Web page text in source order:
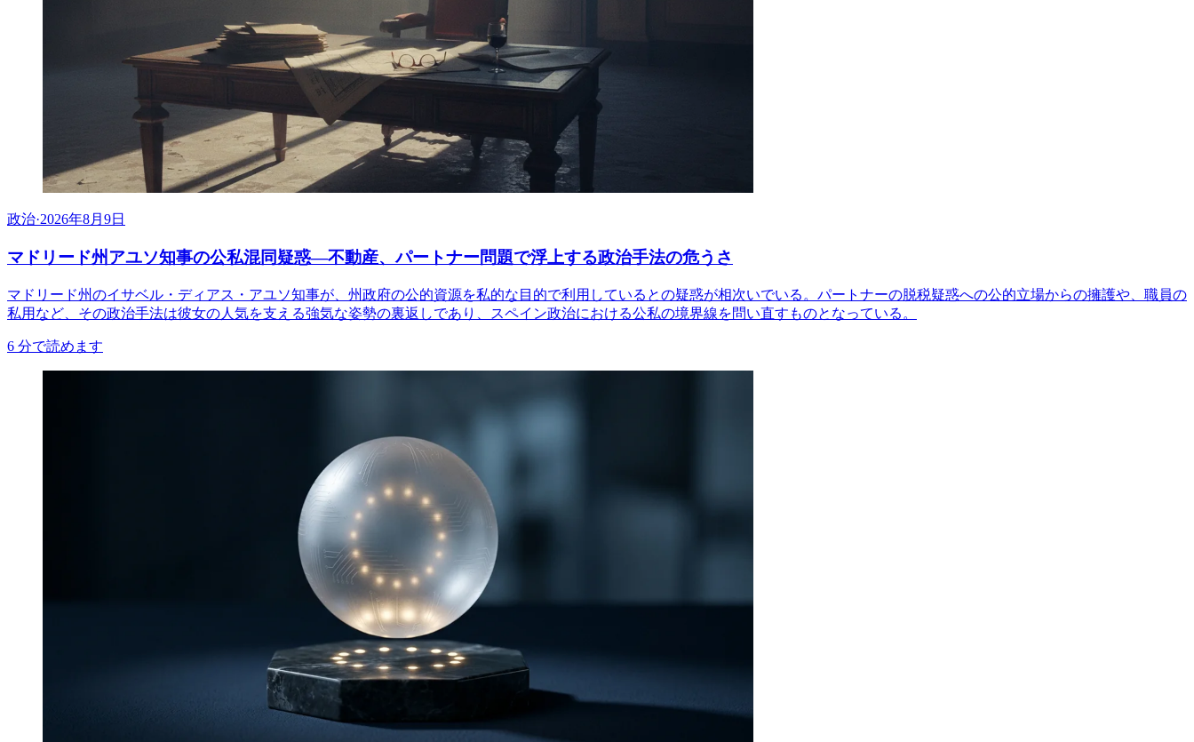
政治·2026年8月9日
マドリード州アユソ知事の公私混同疑惑―不動産、パートナー問題で浮上する政治手法の危うさ
マドリード州のイサベル・ディアス・アユソ知事が、州政府の公的資源を私的な目的で利用しているとの疑惑が相次いでいる。パートナーの脱税疑惑への公的立場からの擁護や、職員の
私用など、その政治手法は彼女の人気を支える強気な姿勢の裏返しであり、スペイン政治における公私の境界線を問い直すものとなっている。
6 分で読めます